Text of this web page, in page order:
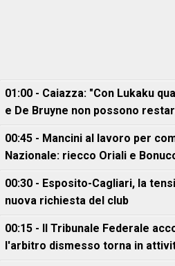
01:00 - Caiazza: "Con Lukaku
e De Bruyne non possono
00:45 - Mancini al lavoro per
Nazionale: riecco Oriali e
00:30 - Esposito-Cagliari, la
nuova richiesta del club
00:15 - Il Tribunale Federale
l'arbitro dismesso torna in